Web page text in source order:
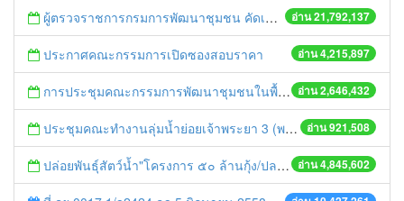
อ่าน 21,792,137
ผู้ตรวจราชการกรมการพัฒนาชุมชน คัดเลือกข้าราชการและลูกจ้างดีเด่น และหน่วยงานพัฒนาชุมชนใสสะอาด ประจำปี ๒๕๕๔
อ่าน 4,215,897
ประกาศคณะกรรมการเปิดซองสอบราคา
อ่าน 2,646,432
การประชุมคณะกรรมการพัฒนาชุมชนในพื้นที่รอบโรงไฟฟ้า (คพรฟ.) ครั้งที่ 2/2558 กองทุนพัฒนาไฟฟ้าบริษัท โรจนะเพาเวอร์ จำกัด
อ่าน 921,508
ประชุมคณะทำงานลุ่มน้ำย่อยเจ้าพระยา 3 (พระนครศรีอยุธยา-ปทุมธานี) ครั้งที่ 1/2558
อ่าน 4,845,602
ปล่อยพันธุ์สัตว์น้ำ"โครงการ ๕๐ ล้านกุ้ง/ปลา ฟื้นชีวิตใหม่ให้เจ้าพระยา